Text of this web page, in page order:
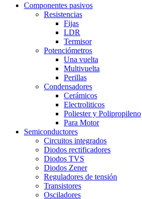
Componentes pasivos
Resistencias
Fijas
LDR
Termisor
Potenciómetros
Una vuelta
Multivuelta
Perillas
Condensadores
Cerámicos
Electroliticos
Poliester y Polipropileno
Para Motor
Semiconductores
Circuitos integrados
Diodos rectificadores
Diodos TVS
Diodos Zener
Reguladores de tensión
Transistores
Osciladores